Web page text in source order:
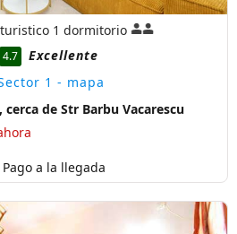
1 dormitorio
4.7
Excellente
1 - mapa
de Str Barbu Vacarescu
Pago a la llegada